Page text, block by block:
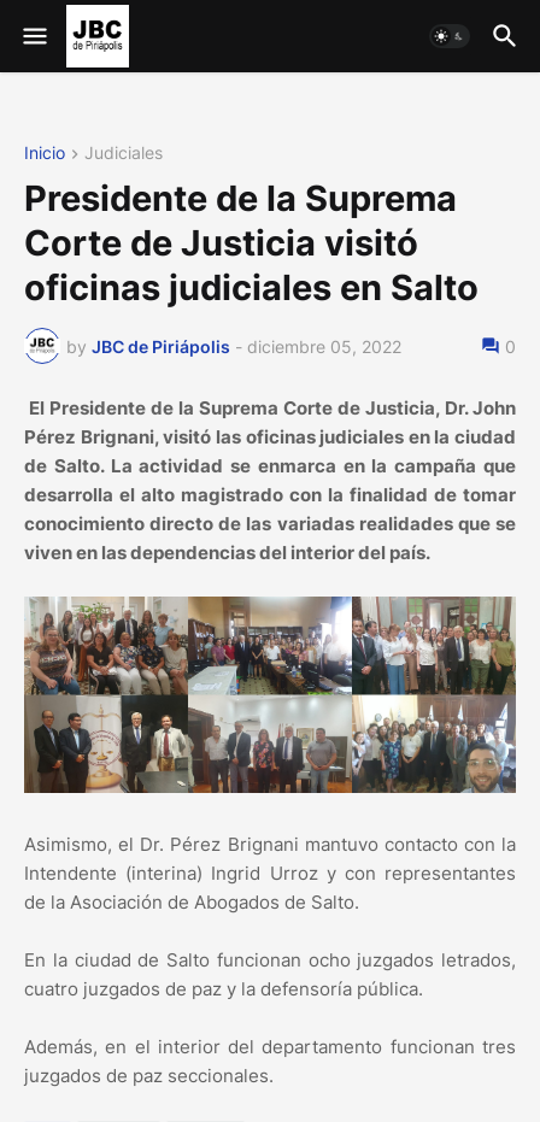
Inicio Judiciales
Presidente de la Suprema
Corte de Justicia visitó
oficinas judiciales en Salto
by JBC de Piriápolis - diciembre 05, 2022 0
El Presidente de la Suprema Corte de Justicia, Dr. John
Pérez Brignani, visitó las oficinas judiciales en la ciudad
de Salto. La actividad se enmarca en la campaña que
desarrolla el alto magistrado con la finalidad de tomar
conocimiento directo de las variadas realidades que se
viven en las dependencias del interior del país.
Asimismo, el Dr. Pérez Brignani mantuvo contacto con la
Intendente (interina) Ingrid Urroz y con representantes
de la Asociación de Abogados de Salto.
En la ciudad de Salto funcionan ocho juzgados letrados,
cuatro juzgados de paz y la defensoría pública.
Además, en el interior del departamento funcionan tres
juzgados de paz seccionales.